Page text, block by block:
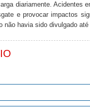
diariamente. Acidentes
e provocar impactos
não havia sido divulgado